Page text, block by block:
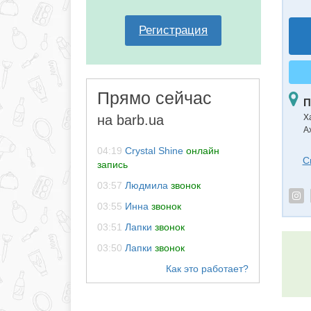
Регистрация
Прямо сейчас
на barb.ua
04:19 Crystal Shine онлайн
запись
03:57 Людмила звонок
03:55 Инна звонок
03:51 Лапки звонок
03:50 Лапки звонок